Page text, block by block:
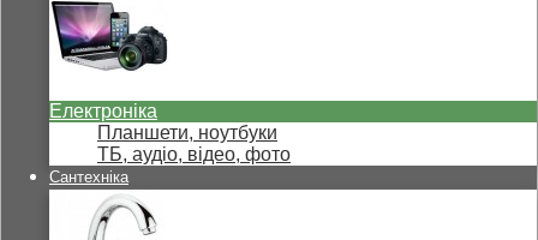
Електроніка
Планшети, ноутбуки
ТБ, аудіо, відео, фото
Сантехніка